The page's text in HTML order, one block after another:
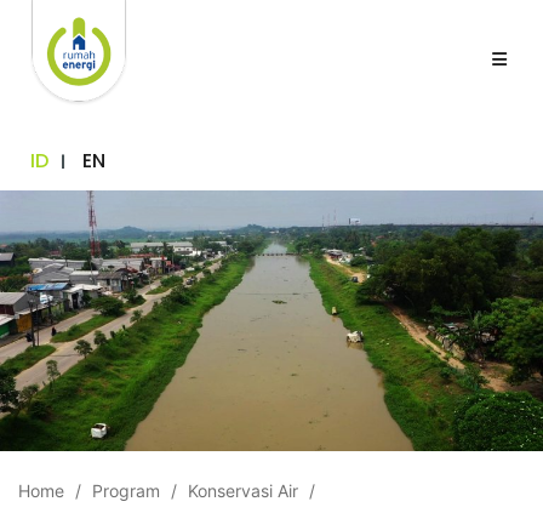
ID EN
Home Program Konservasi Air